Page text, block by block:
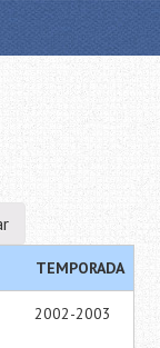
TEMPORADA
2002-2003